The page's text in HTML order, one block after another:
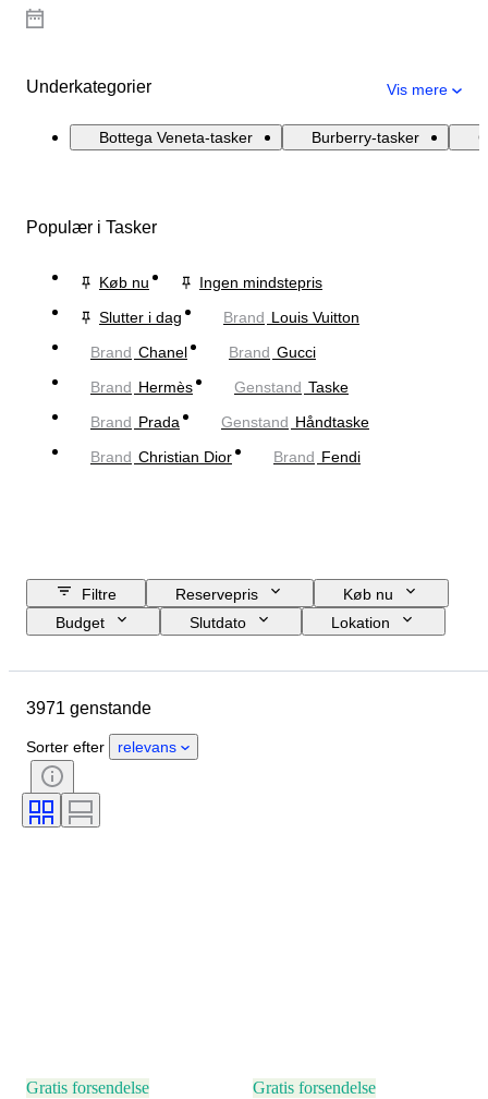
Underkategorier Vis mere
Bottega Veneta-tasker Burberry-tasker
Populær i Tasker
Køb nu
Ingen mindstepris
Slutter i dag
Brand Louis Vuitton
Brand Chanel Brand Gucci
Brand Hermès Genstand Taske
Brand Prada Genstand Håndtaske
Brand Christian Dior Brand Fendi
Filtre Reservepris
Køb nu
Budget
Slutdato
Lokation
Materiale
Certificering
Tilbehør inkluderet
Størrelse på genstand
Model
3971 genstande
Sorter efter relevans
Gratis forsendelse Gratis forsendelse